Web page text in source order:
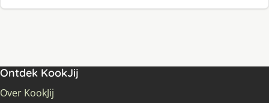
Ontdek KookJij
Over KookJij